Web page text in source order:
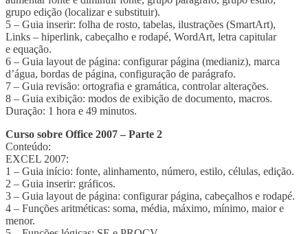
grupo edição (localizar e substituir).
5 – Guia inserir: folha de rosto, tabelas, ilustrações (SmartArt),
Links – hiperlink, cabeçalho e rodapé, WordArt, letra capitular
e equação.
6 – Guia layout de página: configurar página (medianiz), marca
d’água, bordas de página, configuração de parágrafo.
7 – Guia revisão: ortografia e gramática, controlar alterações.
8 – Guia exibição: modos de exibição de documento, macros.
Duração: 1 hora e 49 minutos.
Curso sobre Office 2007 – Parte 2
Conteúdo:
EXCEL 2007:
1 – Guia início: fonte, alinhamento, número, estilo, células, edição.
2 – Guia inserir: gráficos.
3 – Guia layout de página: configurar página, cabeçalhos e rodapé.
4 – Funções aritméticas: soma, média, máximo, mínimo, maior e
menor.